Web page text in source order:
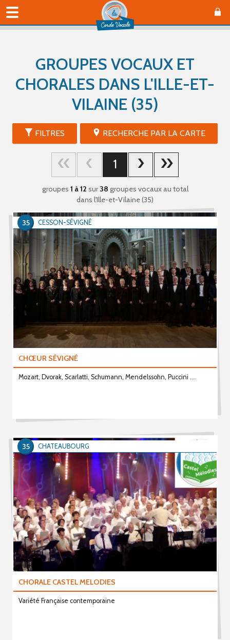
GROUPES VOCAUX ET
CHORALES DANS L'ILLE-ET-
VILAINE (35)
FILTRES RECHERCHE PAR LA CARTE
1
groupes 1 à 12 sur38 groupes vocaux au total
dans l'Ille-et-Vilaine (35)
CHŒUR SÉVIGNÉ
Mozart, Dvorak, Scarlatti, Schumann, Mendelssohn, Puccini ...
CESSON-SÉVIGNÉ
35
CHORALE CASTEL MELODIES
Variété Française contemporaine
CHATEAUBOURG
35